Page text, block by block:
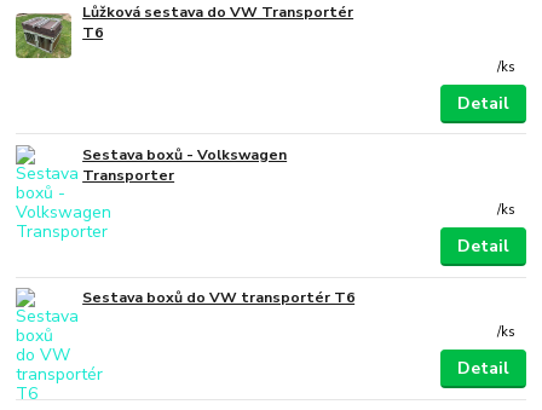
Lůžková sestava do VW Transportér
T6
/ks
Detail
Sestava boxů - Volkswagen
Transporter
/ks
Detail
Sestava boxů do VW transportér T6
/ks
Detail